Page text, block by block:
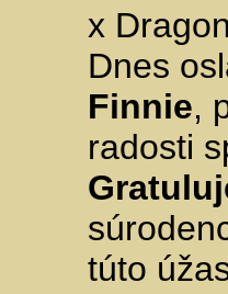
x
Dnes
Finnie,
radosti
túto